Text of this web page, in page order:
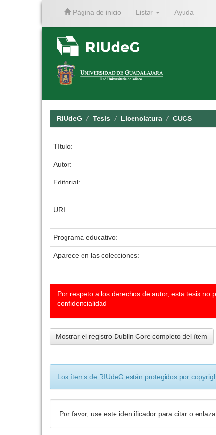
Página de inicio Listar Ayuda
RIUdeG Tesis Licenciatura CUCS
Título:
Autor:
Editorial:
URI:
Programa educativo:
Aparece en las colecciones:
Por respeto a los derechos de autor, esta tesis no
confidencialidad
Mostrar el registro Dublin Core completo del ítem
Los ítems de RIUdeG están protegidos por
Por favor, use este identificador para citar o